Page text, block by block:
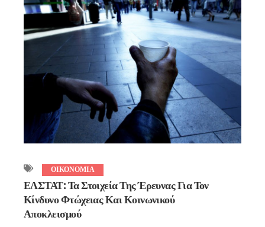
ΟΙΚΟΝΟΜΙΑ
ΕΛΣΤΑΤ: Τα Στοιχεία Της Έρευνας Για Τον
Κίνδυνο Φτώχειας Και Κοινωνικού
Αποκλεισμού